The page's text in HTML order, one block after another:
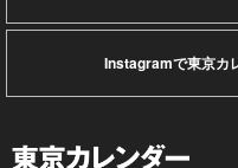
Instagramで東京カ